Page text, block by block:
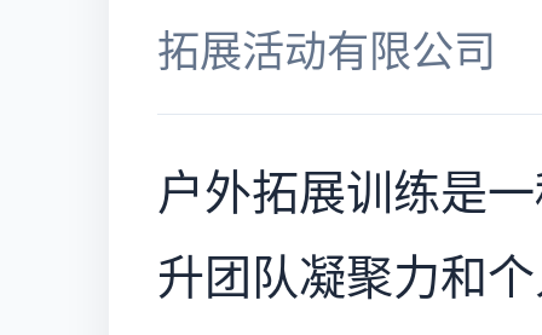
拓展活动有限公司
户外拓展训练是
升团队凝聚力和